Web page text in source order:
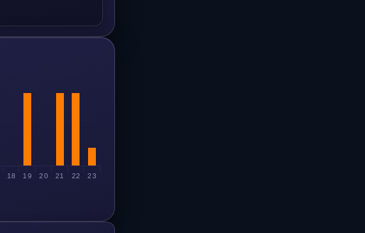
18 19 20 21 22 23